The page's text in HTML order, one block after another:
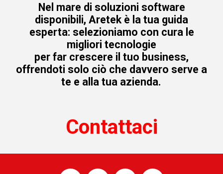
Nel mare di soluzioni software
disponibili, Aretek è la tua guida
esperta: selezioniamo con cura le
migliori tecnologie
per far crescere il tuo business,
offrendoti solo ciò che davvero serve a
te e alla tua azienda.
Contattaci